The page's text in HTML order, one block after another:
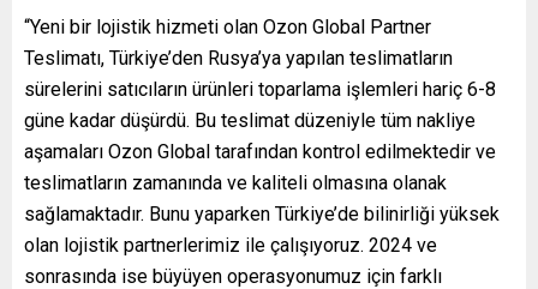
“Yeni bir lojistik hizmeti olan Ozon Global Partner
Teslimatı, Türkiye’den Rusya’ya yapılan teslimatların
sürelerini satıcıların ürünleri toparlama işlemleri hariç 6-8
güne kadar düşürdü. Bu teslimat düzeniyle tüm nakliye
aşamaları Ozon Global tarafından kontrol edilmektedir ve
teslimatların zamanında ve kaliteli olmasına olanak
sağlamaktadır. Bunu yaparken Türkiye’de bilinirliği yüksek
olan lojistik partnerlerimiz ile çalışıyoruz. 2024 ve
sonrasında ise büyüyen operasyonumuz için farklı